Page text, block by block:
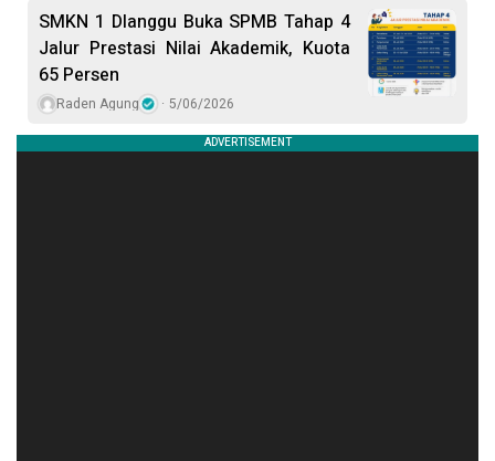
SMKN 1 Dlanggu Buka SPMB Tahap 4
Jalur Prestasi Nilai Akademik, Kuota
65 Persen
Raden Agung 5/06/2026